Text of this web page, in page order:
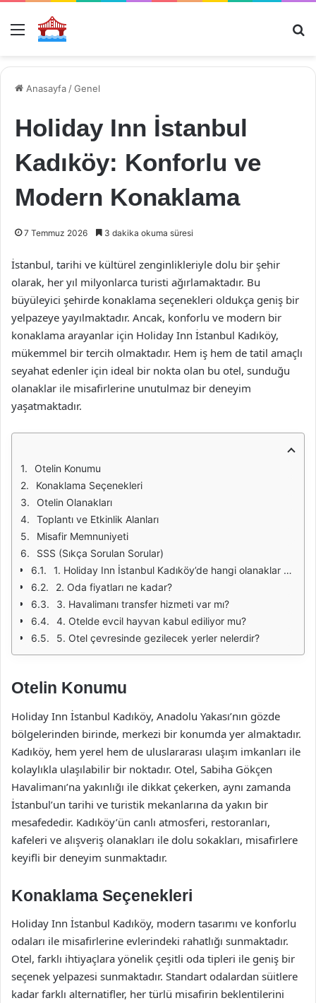
Menü
Anasayfa /Genel
Holiday Inn İstanbul
Kadıköy: Konforlu ve
Modern Konaklama
7 Temmuz 2026 3 dakika okuma süresi
İstanbul, tarihi ve kültürel zenginlikleriyle dolu bir şehir
olarak, her yıl milyonlarca turisti ağırlamaktadır. Bu
büyüleyici şehirde konaklama seçenekleri oldukça geniş bir
yelpazeye yayılmaktadır. Ancak, konforlu ve modern bir
konaklama arayanlar için Holiday Inn İstanbul Kadıköy,
mükemmel bir tercih olmaktadır. Hem iş hem de tatil amaçlı
seyahat edenler için ideal bir nokta olan bu otel, sunduğu
olanaklar ile misafirlerine unutulmaz bir deneyim
yaşatmaktadır.
Otelin Konumu
Konaklama Seçenekleri
Otelin Olanakları
Toplantı ve Etkinlik Alanları
Misafir Memnuniyeti
SSS (Sıkça Sorulan Sorular)
1. Holiday Inn İstanbul Kadıköy’de hangi olanaklar bulunmaktadır?
2. Oda fiyatları ne kadar?
3. Havalimanı transfer hizmeti var mı?
4. Otelde evcil hayvan kabul ediliyor mu?
5. Otel çevresinde gezilecek yerler nelerdir?
Otelin Konumu
Holiday Inn İstanbul Kadıköy, Anadolu Yakası’nın gözde
bölgelerinden birinde, merkezi bir konumda yer almaktadır.
Kadıköy, hem yerel hem de uluslararası ulaşım imkanları ile
kolaylıkla ulaşılabilir bir noktadır. Otel, Sabiha Gökçen
Havalimanı’na yakınlığı ile dikkat çekerken, aynı zamanda
İstanbul’un tarihi ve turistik mekanlarına da yakın bir
mesafededir. Kadıköy’ün canlı atmosferi, restoranları,
kafeleri ve alışveriş olanakları ile dolu sokakları, misafirlere
keyifli bir deneyim sunmaktadır.
Konaklama Seçenekleri
Holiday Inn İstanbul Kadıköy, modern tasarımı ve konforlu
odaları ile misafirlerine evlerindeki rahatlığı sunmaktadır.
Otel, farklı ihtiyaçlara yönelik çeşitli oda tipleri ile geniş bir
seçenek yelpazesi sunmaktadır. Standart odalardan süitlere
kadar farklı alternatifler, her türlü misafirin beklentilerini